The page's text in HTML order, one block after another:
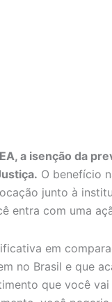
a isenção da
O benefício
junto à
entra com uma
em
no Brasil e que
que você